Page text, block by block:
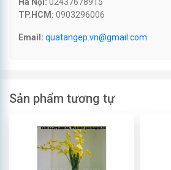
TP.HCM: 0903296006
Email: quatangep.vn@gmail.com
Sản phẩm tương tự